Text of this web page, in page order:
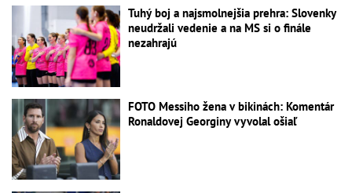
Tuhý boj a najsmolnejšia prehra: Slovenky
neudržali vedenie a na MS si o finále
nezahrajú
FOTO Messiho žena v bikinách: Komentár
Ronaldovej Georginy vyvolal ošiaľ